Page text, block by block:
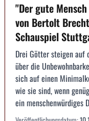
"Der gute
von Bertolt
Schauspiel
Drei Götter steigen auf
über die
sich auf einen
wie sie sind, wenn
ein menschenwürdiges